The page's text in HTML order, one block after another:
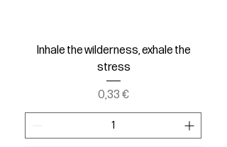
Inhale the wilderness, exhale the
stress
Prezzo
0,33 €